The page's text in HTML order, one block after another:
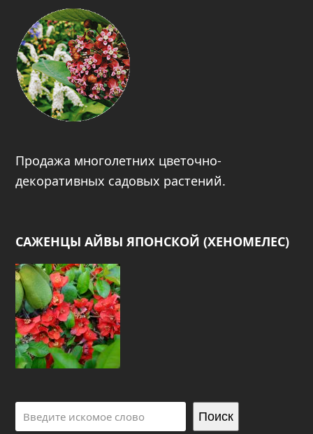
Продажа многолетних цветочно-
декоративных садовых растений.
САЖЕНЦЫ АЙВЫ ЯПОНСКОЙ (ХЕНОМЕЛЕС)
Поиск